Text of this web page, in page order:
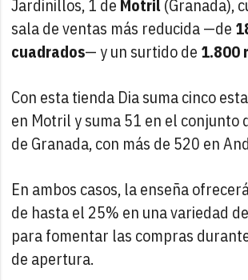
Jardinillos, 1 de Motril(Granada),
sala de ventas más reducida —de
cuadrados— y un surtido de 1.800
Con esta tienda Dia suma cinco
en Motril y suma 51 en el conjunto
de Granada, con más de 520 en
En ambos casos, la enseña
de hasta el 25% en una variedad
para fomentar las compras
de apertura.